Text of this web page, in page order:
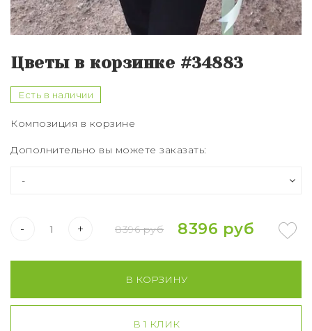
Цветы в корзинке #34883
Есть в наличии
Композиция в корзине
Дополнительно вы можете заказать:
- + 8396 руб 8396 руб
В КОРЗИНУ
В 1 КЛИК
Букет из 75 роз
Букет из 101 розы
Букет из 151 розы
Букет из 201 розы
Букет из 301 розы